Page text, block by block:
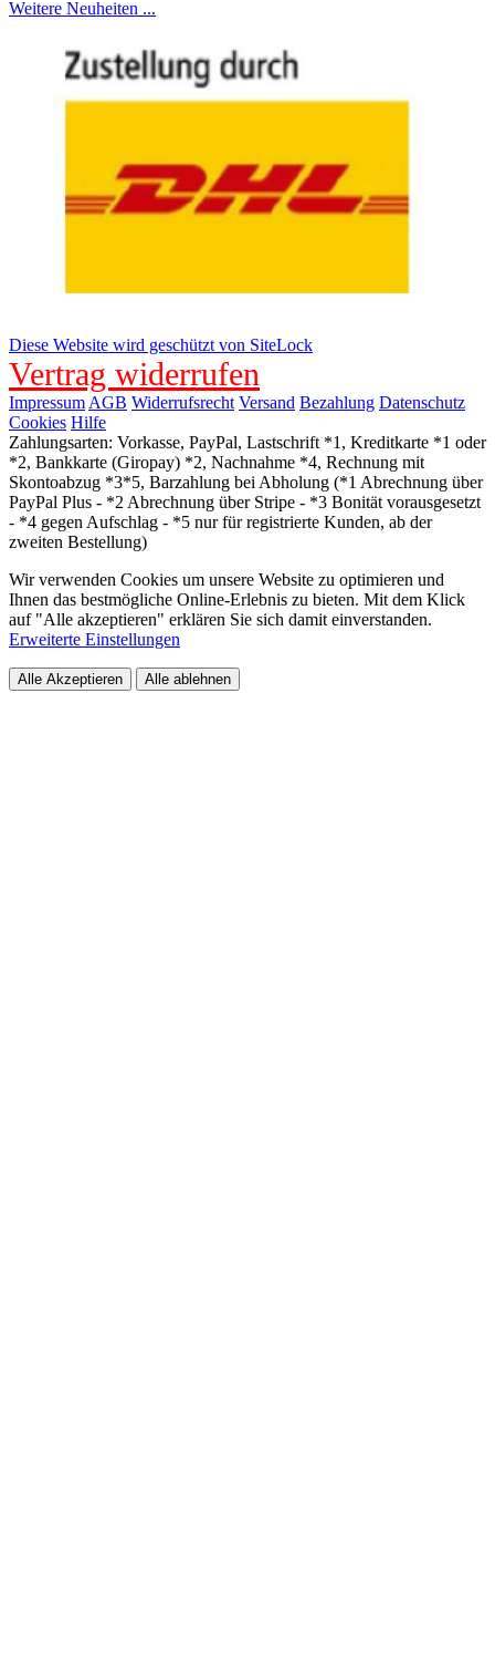
Weitere Neuheiten ...
Diese Website wird geschützt von SiteLock
Vertrag widerrufen
Impressum AGB Widerrufsrecht Versand Bezahlung Datenschutz
Cookies Hilfe
Zahlungsarten: Vorkasse, PayPal, Lastschrift *1, Kreditkarte *1 oder
*2, Bankkarte (Giropay) *2, Nachnahme *4, Rechnung mit
Skontoabzug *3*5, Barzahlung bei Abholung (*1 Abrechnung über
PayPal Plus - *2 Abrechnung über Stripe - *3 Bonität vorausgesetzt
- *4 gegen Aufschlag - *5 nur für registrierte Kunden, ab der
zweiten Bestellung)
Wir verwenden Cookies um unsere Website zu optimieren und
Ihnen das bestmögliche Online-Erlebnis zu bieten. Mit dem Klick
auf "Alle akzeptieren" erklären Sie sich damit einverstanden.
Erweiterte Einstellungen
Alle Akzeptieren Alle ablehnen